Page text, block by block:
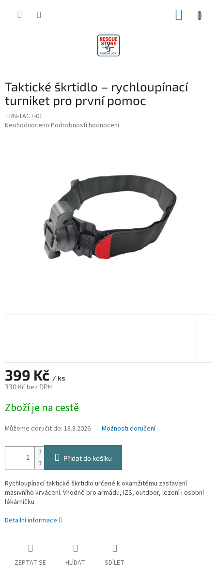
Taktické škrtidlo – rychloupínací
turniket pro první pomoc
TRN-TACT-01
Průměrné
Neohodnoceno Podrobnosti hodnocení
399 Kč / ks
330 Kč bez DPH
cena:
Zboží je na cestě
Můžeme doručit do: 18.8.2026 Možnosti doručení
Přidat do košíku
Rychloupínací taktické škrtidlo určené k okamžitému zastavení
masivního krvácení. Vhodné pro armádu, IZS, outdoor, lezení i osobní
lékárničku.
Detailní informace
ZEPTAT SE HLÍDAT SDÍLET